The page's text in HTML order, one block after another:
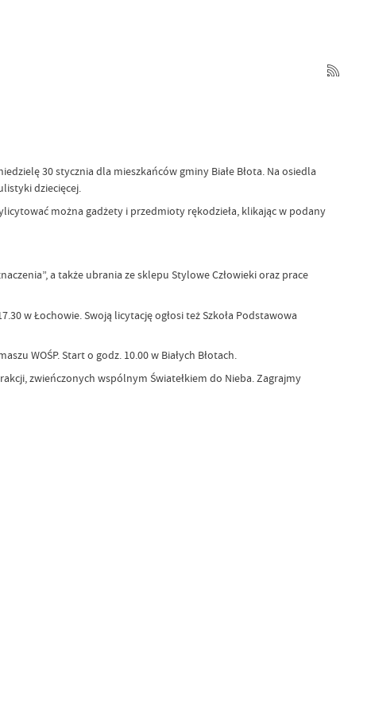
30 stycznia dla mieszkańców gminy Białe Błota. Na osiedla
dziecięcej.
można gadżety i przedmioty rękodzieła, klikając w podany
a także ubrania ze sklepu Stylowe Człowieki oraz prace
w Łochowie. Swoją licytację ogłosi też Szkoła Podstawowa
WOŚP. Start o godz. 10.00 w Białych Błotach.
zwieńczonych wspólnym Światełkiem do Nieba. Zagrajmy